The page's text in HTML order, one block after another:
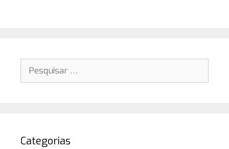
Pesquisar
por:
Categorias